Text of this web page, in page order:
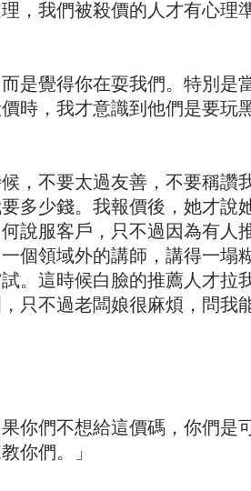
，我們被殺價的人才有心理
是覺得你在耍我們。特別是
時，我才意識到他們是要玩
，不要太過友善，不要稱讚
多少錢。我報價後，她才說
說服客戶，只不過因為有人
個領域外的講師，講得一塌
。這時候白臉的推薦人才拉
只不過老闆娘很麻煩，問我
你們不想給這價碼，你們是
你們。」